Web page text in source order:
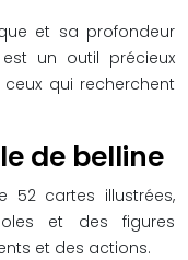
et sa profondeur
est un outil précieux
qui recherchent
de belline
52 cartes illustrées,
et des figures
et des actions.